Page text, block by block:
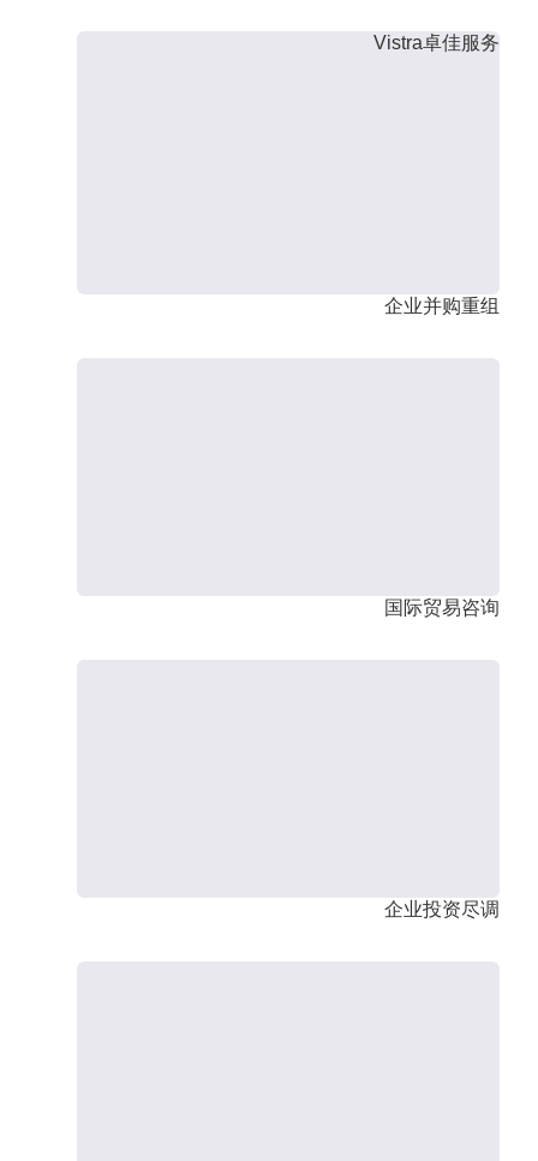
Vistra卓佳服务
企业并购重组
国际贸易咨询
企业投资尽调